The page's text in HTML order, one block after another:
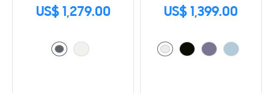
US$ 1,279.00 US$ 1,399.00